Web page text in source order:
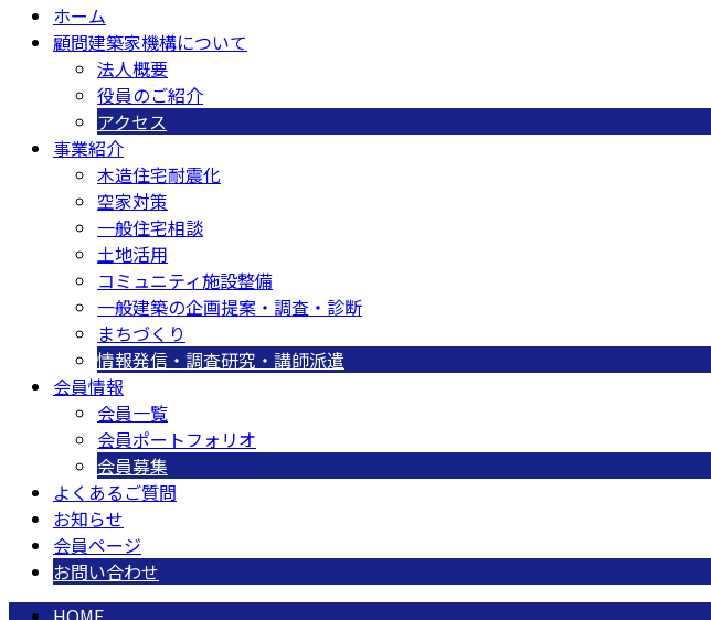
ホーム
顧問建築家機構について
法人概要
役員のご紹介
アクセス
事業紹介
木造住宅耐震化
空家対策
一般住宅相談
土地活用
コミュニティ施設整備
一般建築の企画提案・調査・診断
まちづくり
情報発信・調査研究・講師派遣
会員情報
会員一覧
会員ポートフォリオ
会員募集
よくあるご質問
お知らせ
会員ページ
お問い合わせ